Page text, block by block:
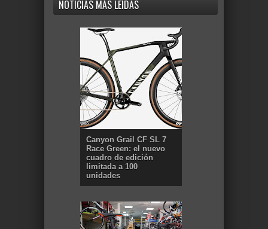
NOTICIAS MÁS LEÍDAS
Canyon Grail CF SL 7
Race Green: el nuevo
cuadro de edición
limitada a 100
unidades